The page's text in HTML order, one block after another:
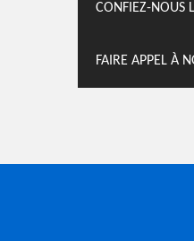
CONFIEZ-NOUS
FAIRE APPEL À